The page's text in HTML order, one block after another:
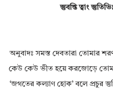
স্তুবন্তি ত্বাং
অনুবাদঃ সমস্ত দেবতারা তোমার
কেউ কেউ ভীত হয়ে করজোড়ে
‘জগতের কল্যাণ হোক’ বলে প্রচুর